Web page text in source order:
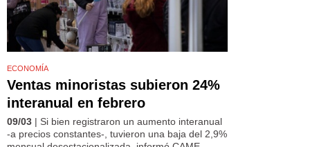
ECONOMÍA
Ventas minoristas subieron 24%
interanual en febrero
09/03 | Si bien registraron un aumento interanual
-a precios constantes-, tuvieron una baja del 2,9%